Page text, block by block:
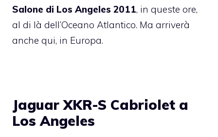
Salone di Los Angeles 2011, in queste ore,
al di là dell’Oceano Atlantico. Ma arriverà
anche qui, in Europa.
Jaguar XKR-S Cabriolet a
Los Angeles